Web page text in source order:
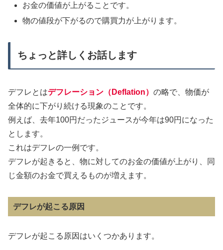
お金の価値が上がることです。
物の値段が下がるので購買力が上がります。
ちょっと詳しくお話します
デフレとはデフレーション（Deflation） の略で、物価が
全体的に下がり続ける現象のことです。
例えば、去年100円だったジュースが今年は90円になった
とします。
これはデフレの一例です。
デフレが起きると、物に対してのお金の価値が上がり、同
じ金額のお金で買えるものが増えます。
デフレが起こる原因
デフレが起こる原因はいくつかあります。